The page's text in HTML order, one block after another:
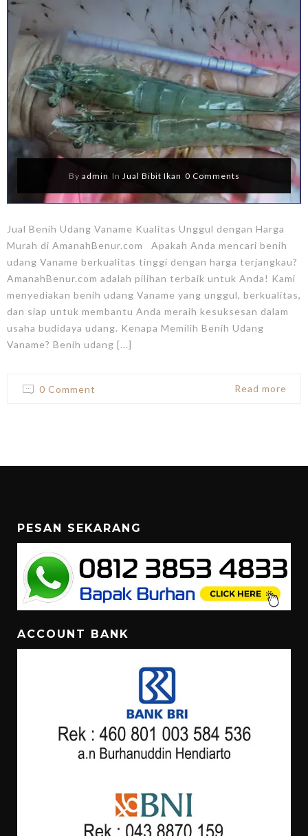
By admin In Jual Bibit Ikan 0 Comments
Jual Benih Udang Vaname Kualitas Unggul dengan Harga
Murah di AmanahBenur.com Apakah Anda mencari benih
udang Vaname berkualitas tinggi dengan harga terjangkau?
AmanahBenur.com adalah pilihan terbaik untuk Anda! Kami
menyediakan benih udang Vaname yang unggul, berkualitas,
dan siap untuk membantu Anda meraih kesuksesan dalam
usaha budidaya udang. Kenapa Memilih Benih Udang
Vaname? Benih udang [...]
0 Comment Read more
PESAN SEKARANG
ACCOUNT BANK